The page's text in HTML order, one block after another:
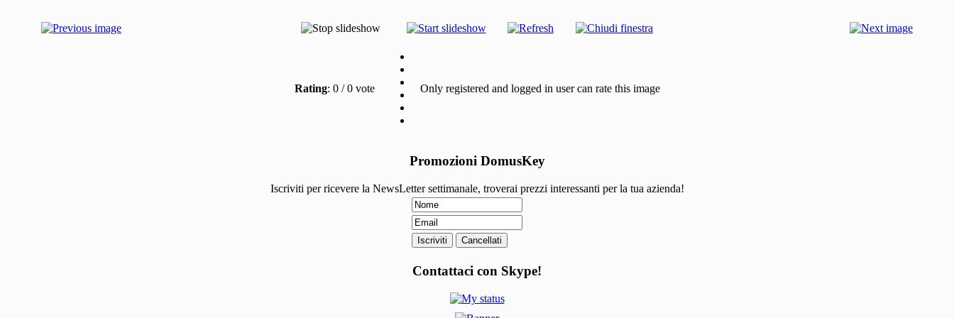
Rating: 0 / 0 vote Only registered and logged in user can rate this image
Promozioni DomusKey
Iscriviti per ricevere la NewsLetter settimanale, troverai prezzi interessanti per la tua azienda!
Contattaci con Skype!